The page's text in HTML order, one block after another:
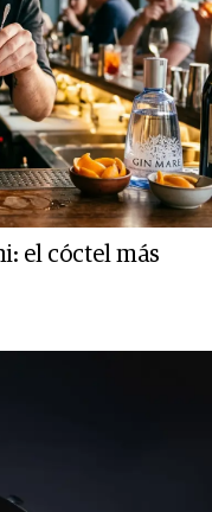
el cóctel más